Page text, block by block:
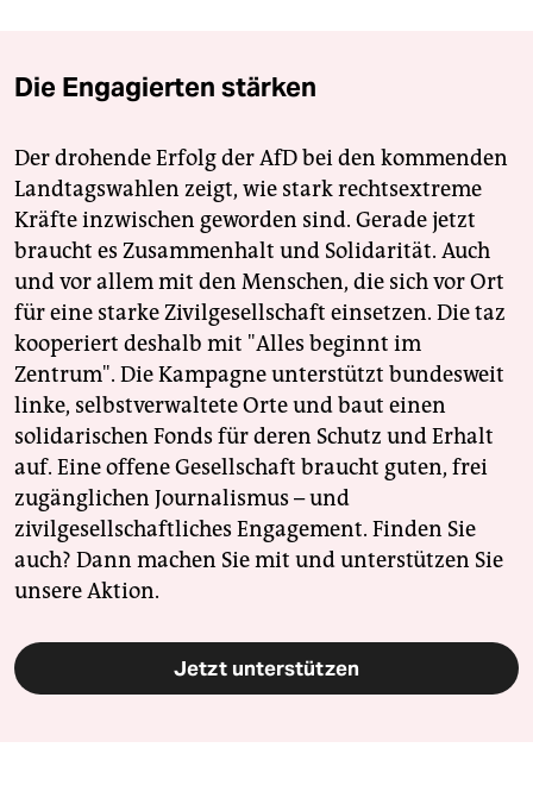
Die Engagierten stärken
Der drohende Erfolg der AfD bei den kommenden
Landtagswahlen zeigt, wie stark rechtsextreme
Kräfte inzwischen geworden sind. Gerade jetzt
braucht es Zusammenhalt und Solidarität. Auch
und vor allem mit den Menschen, die sich vor Ort
für eine starke Zivilgesellschaft einsetzen. Die taz
kooperiert deshalb mit "Alles beginnt im
Zentrum". Die Kampagne unterstützt bundesweit
linke, selbstverwaltete Orte und baut einen
solidarischen Fonds für deren Schutz und Erhalt
auf. Eine offene Gesellschaft braucht guten, frei
zugänglichen Journalismus – und
zivilgesellschaftliches Engagement. Finden Sie
auch? Dann machen Sie mit und unterstützen Sie
unsere Aktion.
Jetzt unterstützen